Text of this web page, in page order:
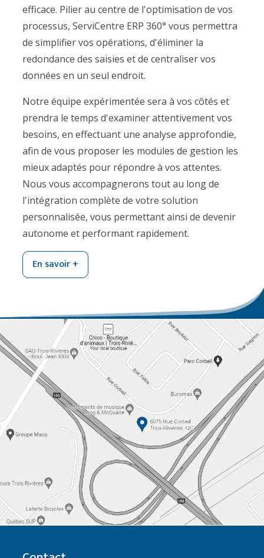
efficace. Pilier au centre de l'optimisation de vos
processus, ServiCentre ERP 360° vous permettra
de simplifier vos opérations, d'éliminer la
redondance des saisies et de centraliser vos
données en un seul endroit.
Notre équipe expérimentée sera à vos côtés et
prendra le temps d'examiner attentivement vos
besoins, en effectuant une analyse approfondie,
afin de vous proposer les modules de gestion les
mieux adaptés pour répondre à vos attentes.
Nous vous accompagnerons tout au long de
l'intégration complète de votre solution
personnalisée, vous permettant ainsi de devenir
autonome et performant rapidement.
En savoir +